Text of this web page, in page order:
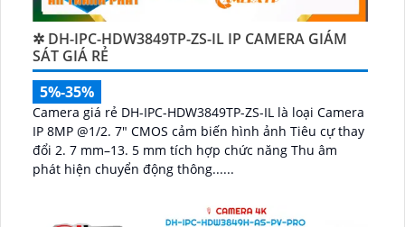
✲ DH-IPC-HDW3849TP-ZS-IL IP CAMERA GIÁM
SÁT GIÁ RẺ
5%-35%
Camera giá rẻ DH-IPC-HDW3849TP-ZS-IL là loại Camera
IP 8MP @1/2. 7" CMOS cảm biến hình ảnh Tiêu cự thay
đổi 2. 7 mm–13. 5 mm tích hợp chức năng Thu âm
phát hiện chuyển động thông......